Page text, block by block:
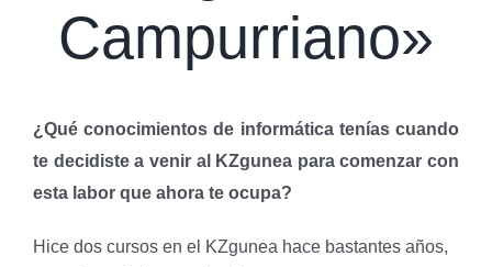
Campurriano»
¿Qué conocimientos de informática tenías cuando
te decidiste a venir al KZgunea para comenzar con
esta labor que ahora te ocupa?
Hice dos cursos en el KZgunea hace bastantes años,